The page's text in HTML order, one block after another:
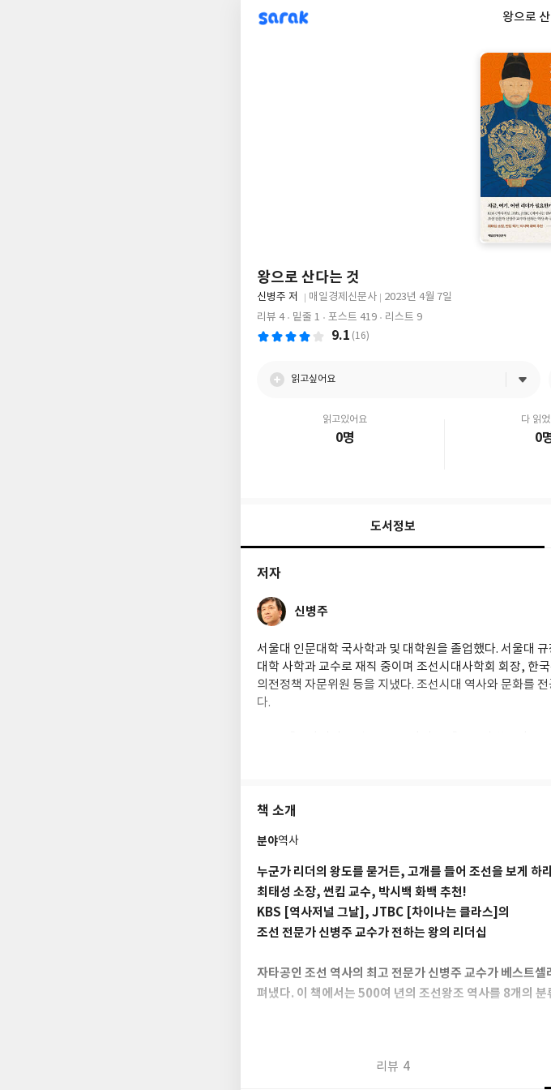
sarak 왕으로
왕으로 산다는 것
글
쓴
신병주 저
출
판
사
매일경제신문사
출
2023년 4월 7일
리뷰 4
밑줄 1 포스트 419 리스트 9
9.1 (16)
읽고싶어요
읽고있어요
0명
다 읽
0
도서정보
저자
신병주
서울대 인문대학 국사학과 및 대학원을 졸업했다. 서울대
대학 사학과 교수로 재직 중이며 조선시대사학회 회장, 한
의전정책 자문위원 등을 지냈다. 조선시대 역사와 문화를
다.
JTBC 「차이나는 클라스」 ‘연산군과 광해군’ 편 외 다수
주요 저서로는 『조선평전』, 『왕으로 산다는 것』, 『참
책 소개
분야역사
누군가 리더의 왕도를 묻거든, 고개를 들어 조선을 보게 하
최태성 소장, 썬킴 교수, 박시백 화백 추천!
KBS [역사저널 그날], JTBC [차이나는 클라스]의
조선 전문가 신병주 교수가 전하는 왕의 리더십
자타공인 조선 역사의 최고 전문가 신병주 교수가 베스트
펴냈다. 이 책에서는 500여 년의 조선왕조 역사를 8개의 분
아버지 세종을 보필하여 훈민정음을 창제하고 화차·측우기
리뷰 4